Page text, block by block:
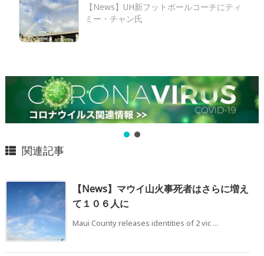
【News】UH新フットボールコーチにティ
ミー・チャン氏
関連記事
【News】マウイ山火事死者はさらに増え
て１０６人に
Maui County releases identities of 2 vic ...